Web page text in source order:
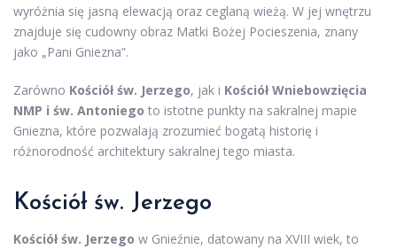
wyróżnia się jasną elewacją oraz ceglaną wieżą. W jej wnętrzu
znajduje się cudowny obraz Matki Bożej Pocieszenia, znany
jako „Pani Gniezna”.
Zarówno Kościół św. Jerzego, jak i Kościół Wniebowzięcia
NMP i św. Antoniego to istotne punkty na sakralnej mapie
Gniezna, które pozwalają zrozumieć bogatą historię i
różnorodność architektury sakralnej tego miasta.
Kościół św. Jerzego
Kościół św. Jerzego w Gnieźnie, datowany na XVIII wiek, to